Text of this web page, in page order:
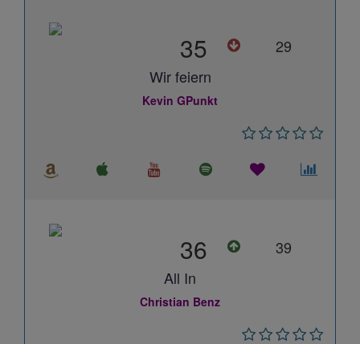
35
29
Wir feiern
Kevin GPunkt
36
39
All In
Christian Benz